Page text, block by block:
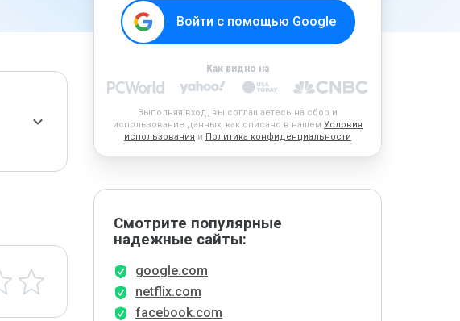
Войти с помощью Google
Как видно на
Выполняя вход, вы соглашаетесь на сбор и
использование данных, как описано в нашем Условия
использования и Политика конфиденциальности
Смотрите популярные
надежные сайты:
google.com
netflix.com
facebook.com